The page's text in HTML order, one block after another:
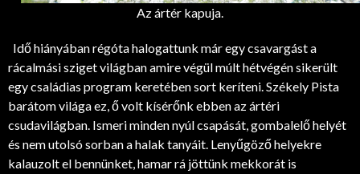
Az ártér kapuja.
Idő hiányában régóta halogattunk már egy csavargást a
rácalmási sziget világban amire végül múlt hétvégén sikerült
egy családias program keretében sort keríteni. Székely Pista
barátom világa ez, ő volt kísérőnk ebben az ártéri
csudavilágban. Ismeri minden nyúl csapását, gombalelő helyét
és nem utolsó sorban a halak tanyáit. Lenyűgöző helyekre
kalauzolt el bennünket, hamar rá jöttünk mekkorát is